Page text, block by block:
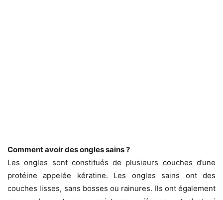
Comment avoir des ongles sains ?
Les ongles sont constitués de plusieurs couches d’une
protéine appelée kératine. Les ongles sains ont des
couches lisses, sans bosses ou rainures. Ils ont également